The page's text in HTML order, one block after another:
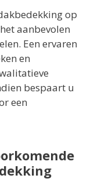
op
aanbevolen
Een ervaren
en
bespaart u
een